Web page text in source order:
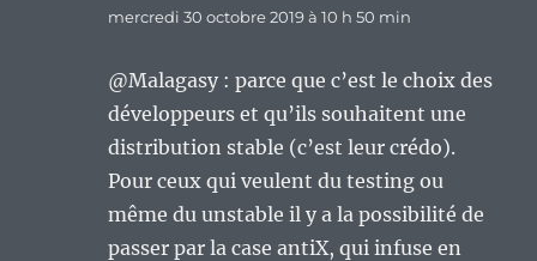
mercredi 30 octobre 2019 à 10 h 50 min
@Malagasy : parce que c’est le choix des
développeurs et qu’ils souhaitent une
distribution stable (c’est leur crédo).
Pour ceux qui veulent du testing ou
même du unstable il y a la possibilité de
passer par la case antiX, qui infuse en